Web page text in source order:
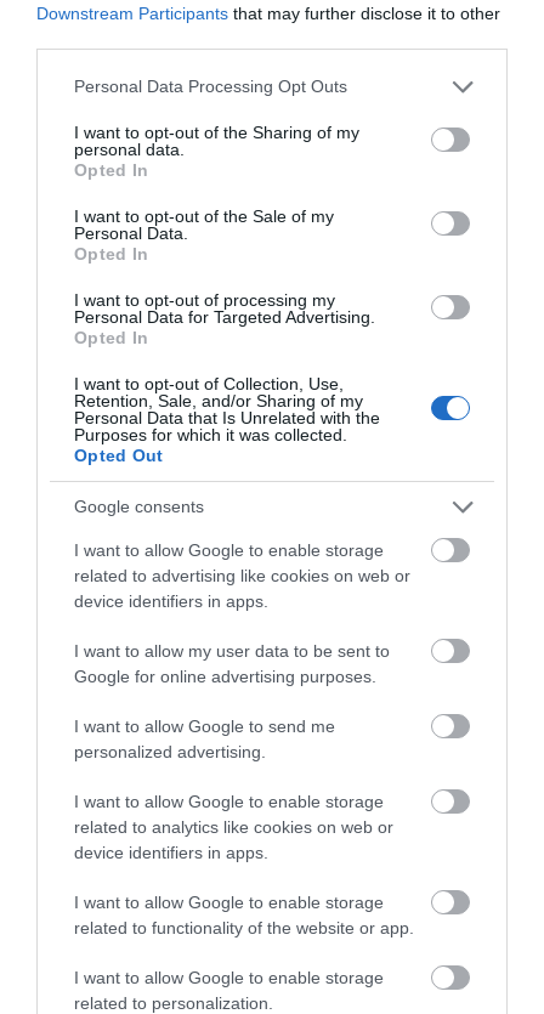
Downstream Participants that may further disclose it to other
Please note that this website/app uses one or more Google
not limited to your visit or usage behaviour. You may click to
grant or deny consent to Google and its third-party tags to
use your data for below specified purposes in below Google
consent section.
Personal Data Processing Opt Outs
I want to opt-out of the Sharing of my
personal data.
Opted In
I want to opt-out of the Sale of my
Personal Data.
Opted In
I want to opt-out of processing my
Personal Data for Targeted Advertising.
Opted In
I want to opt-out of Collection, Use,
Retention, Sale, and/or Sharing of my
Personal Data that Is Unrelated with the
Purposes for which it was collected.
Opted Out
Google consents
I want to allow Google to enable storage
related to advertising like cookies on web or
device identifiers in apps.
I want to allow my user data to be sent to
Google for online advertising purposes.
I want to allow Google to send me
personalized advertising.
I want to allow Google to enable storage
related to analytics like cookies on web or
device identifiers in apps.
I want to allow Google to enable storage
related to functionality of the website or app.
I want to allow Google to enable storage
related to personalization.
σχεδόν 1300 φιάλλες παράνομου
ψυκτικού υγρού φρέον (εικόνες)
Βόρεια Εύβοια
10.08.2026 | 09:40
Εορτολόγιο: Ποιοι γιορτάζουν
σήμερα, Δευτέρα 10 Αυγούστου
10.08.2026 | 09:20
Εύβοια: Που έχει διακοπή
ρεύματος σήμερα Δευτέρα 10
Αυγούστου
10.08.2026 | 09:00
Μεγάλη φωτιά στον Κουβαρά
κοντά σε σπίτια
10.08.2026 | 08:40
μποφόρ και η ζέστη στην Εύβοια
10.08.2026 | 08:20
Στο κόκκινο σήμερα Εύβοια και
απαγορεύεται
10.08.2026 | 08:00
Αναστάτωση σε παραλία της
Εύβοιας: Άνδρας αισθάνθηκε
αδιαθεσία, μεταφέρθηκε στο
09.08.2026 | 21:40
Ο Λευτέρης Στεργίου
Ιστιαία!
γκολ του Μαραντόνα
Α. Ο. Χαλκίς: Πρώτο
φιλικό σήμερα για νέα
αγωνιστική περίοδο –
Εύβοιας εξέδωσε
ανακοίνωση για το
Κεδίκογλου- Τι
αναφέρει
Έσπασαν πιάτα στο
κεφάλι του Αταμάν –
Βίντεο από τη Σύμη
Α. Ο. Χαλκίς: Στον
αγιασμό ο
Χρυσόστομου μέσα στο
γήπεδο που συγκίνησε
(vid)